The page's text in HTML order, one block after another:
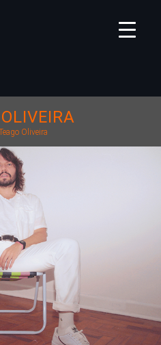
Oliveira
uploads/2021/09/TEAGO-